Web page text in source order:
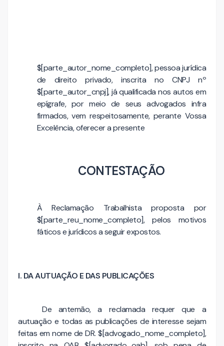
$[parte_autor_nome_completo], pessoa jurídica
de direito privado, inscrita no CNPJ nº
$[parte_autor_cnpj], já qualificada nos autos em
epígrafe, por meio de seus advogados infra
firmados, vem respeitosamente, perante Vossa
Excelência, oferecer a presente
CONTESTAÇÃO
À Reclamação Trabalhista proposta por
$[parte_reu_nome_completo], pelos motivos
fáticos e jurídicos a seguir expostos.
I. DA AUTUAÇÃO E DAS PUBLICAÇÕES
De antemão, a reclamada requer que a
autuação e todas as publicações de interesse sejam
feitas em nome de DR. $[advogado_nome_completo],